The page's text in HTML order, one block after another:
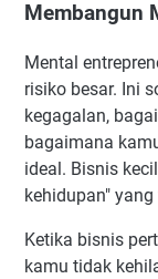
Membangun
Mental
risiko besar. Ini
kegagalan,
bagaimana
ideal. Bisnis
kehidupan"
Ketika bisnis
kamu tidak